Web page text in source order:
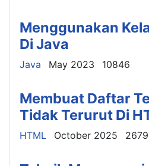
Menggunakan
Di Java
Details
Java May 2023 10846
Membuat Daftar
Tidak Terurut Di
Details
HTML October 2025